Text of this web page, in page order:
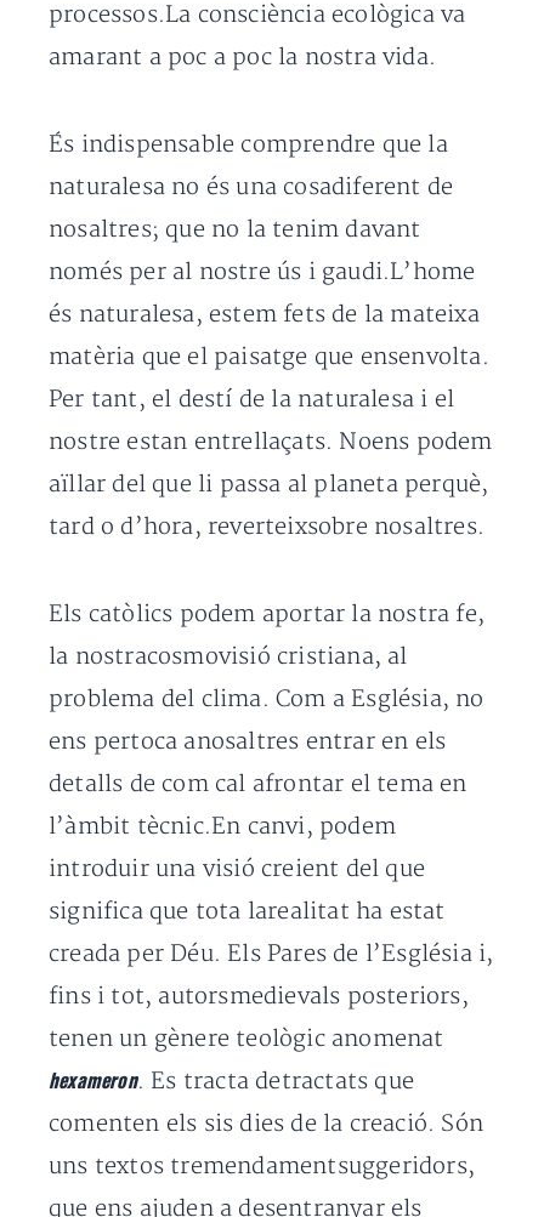
processos.La consciència ecològica va
amarant a poc a poc la nostra vida.
És indispensable comprendre que la
naturalesa no és una cosadiferent de
nosaltres; que no la tenim davant
només per al nostre ús i gaudi.L’home
és naturalesa, estem fets de la mateixa
matèria que el paisatge que ensenvolta.
Per tant, el destí de la naturalesa i el
nostre estan entrellaçats. Noens podem
aïllar del que li passa al planeta perquè,
tard o d’hora, reverteixsobre nosaltres.
Els catòlics podem aportar la nostra fe,
la nostracosmovisió cristiana, al
problema del clima. Com a Església, no
ens pertoca anosaltres entrar en els
detalls de com cal afrontar el tema en
l’àmbit tècnic.En canvi, podem
introduir una visió creient del que
significa que tota larealitat ha estat
creada per Déu. Els Pares de l’Església i,
fins i tot, autorsmedievals posteriors,
tenen un gènere teològic anomenat
hexameron. Es tracta detractats que
comenten els sis dies de la creació. Són
uns textos tremendamentsuggeridors,
que ens ajuden a desentranyar els